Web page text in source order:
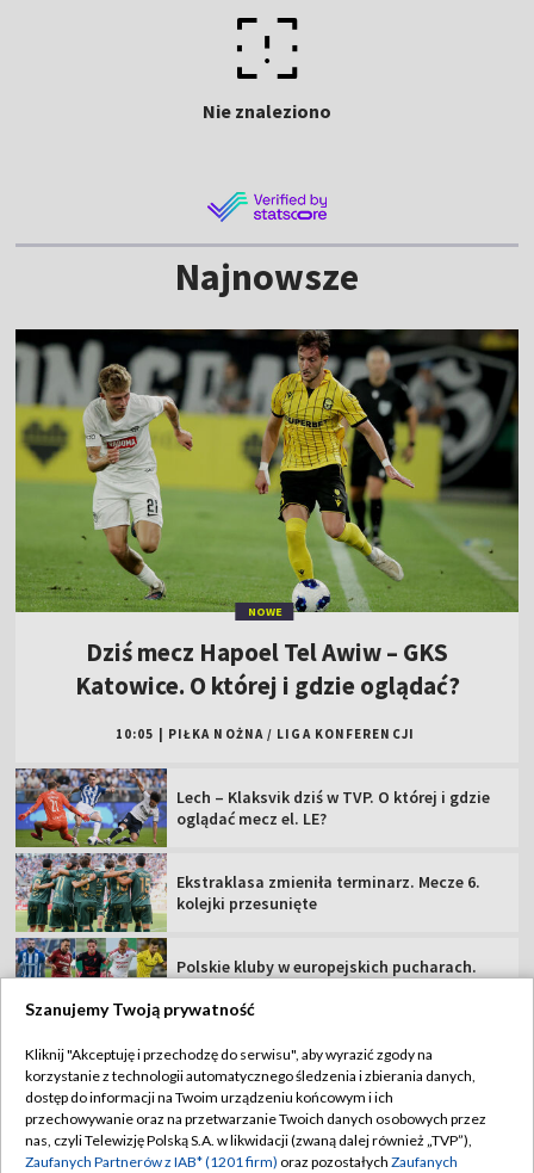
Nie znaleziono
Najnowsze
NOWE
Dziś mecz Hapoel Tel Awiw – GKS
Katowice. O której i gdzie oglądać?
10:05 PIŁKA NOŻNA / LIGA KONFERENCJI
Lech – Klaksvik dziś w TVP. O której i gdzie
oglądać mecz el. LE?
Ekstraklasa zmieniła terminarz. Mecze 6.
kolejki przesunięte
Polskie kluby w europejskich pucharach.
Naciś GieKSa, naciś! Europa na nowo na
Nowej Bukowej
Raków – Hammarby. O której dzisiaj mecz
el. Ligi Konferencji?
Szanujemy Twoją prywatność
Kliknij "Akceptuję i przechodzę do serwisu", aby wyrazić zgody na
korzystanie z technologii automatycznego śledzenia i zbierania danych,
dostęp do informacji na Twoim urządzeniu końcowym i ich
przechowywanie oraz na przetwarzanie Twoich danych osobowych przez
nas, czyli Telewizję Polską S.A. w likwidacji (zwaną dalej również „TVP”),
Zaufanych Partnerów z IAB* (1201 firm) oraz pozostałych Zaufanych